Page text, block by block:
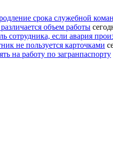
срока служебной
объем работы
сотрудника, если авария
не пользуется карточками
на работу по загранпаспорту